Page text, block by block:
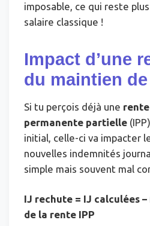
imposable, ce qui reste
salaire classique !
Impact d’une
du maintien
Si tu perçois déjà une
permanente partielle
initial, celle-ci va impacter
nouvelles indemnités
simple mais souvent mal
IJ rechute = IJ calculées
de la rente IPP